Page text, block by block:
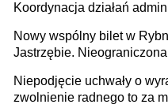
Koordynacja działań
Nowy wspólny bilet w
Jastrzębie.
Niepodjęcie uchwały o
zwolnienie radnego to za